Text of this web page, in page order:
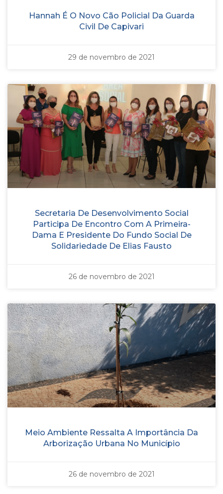
Hannah É O Novo Cão Policial Da Guarda
Civil De Capivari
29 de novembro de 2021
Secretaria De Desenvolvimento Social
Participa De Encontro Com A Primeira-
Dama E Presidente Do Fundo Social De
Solidariedade De Elias Fausto
26 de novembro de 2021
Meio Ambiente Ressalta A Importância Da
Arborização Urbana No Município
26 de novembro de 2021